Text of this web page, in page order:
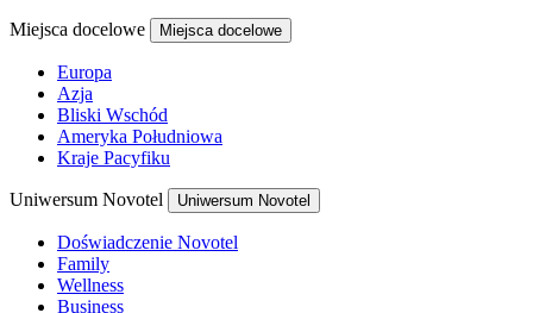
Miejsca docelowe Miejsca docelowe
Europa
Azja
Bliski Wschód
Ameryka Południowa
Kraje Pacyfiku
Uniwersum Novotel Uniwersum Novotel
Doświadczenie Novotel
Family
Wellness
Business